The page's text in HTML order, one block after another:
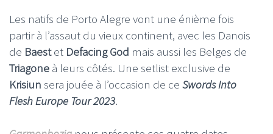
Les natifs de Porto Alegre vont une énième fois
partir à l’assaut du vieux continent, avec les Danois
de Baestet Defacing God mais aussi les Belges de
Triagone à leurs côtés. Une setlist exclusive de
Krisiun sera jouée à l’occasion de ce Swords Into
Flesh Europe Tour 2023.